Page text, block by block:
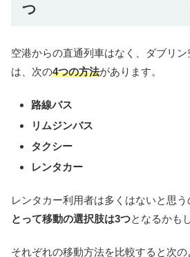
つ
空港からの直通列車はなく、ダブリ
は、次の4つの方法があります。
路線バス
リムジンバス
タクシー
レンタカー
レンタカー利用者は多くはないと思う
とって移動の選択肢は3つとなるかも
それぞれの移動方法を比較すると次の